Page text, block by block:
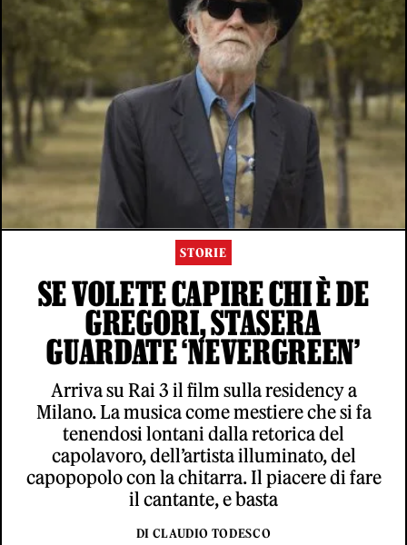
STORIE
SE VOLETE CAPIRE CHI È DE
GREGORI, STASERA
GUARDATE ‘NEVERGREEN’
Arriva su Rai 3 il film sulla residency a
Milano. La musica come mestiere che si fa
tenendosi lontani dalla retorica del
capolavoro, dell’artista illuminato, del
capopopolo con la chitarra. Il piacere di fare
il cantante, e basta
DI CLAUDIO TODESCO